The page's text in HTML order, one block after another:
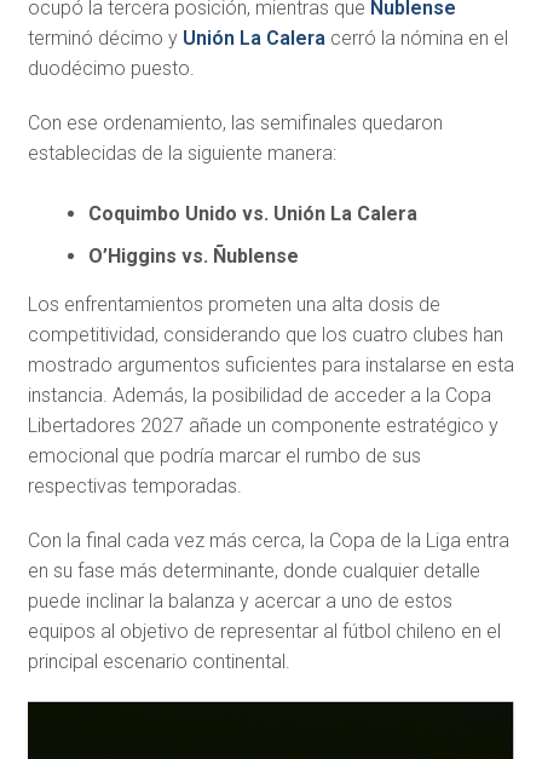
ocupó la tercera posición, mientras que Ñublense
terminó décimo y Unión La Caleracerró la nómina en el
duodécimo puesto.
Con ese ordenamiento, las semifinales quedaron
establecidas de la siguiente manera:
Coquimbo Unido vs. Unión La Calera
O’Higgins vs. Ñublense
Los enfrentamientos prometen una alta dosis de
competitividad, considerando que los cuatro clubes han
mostrado argumentos suficientes para instalarse en esta
instancia. Además, la posibilidad de acceder a la Copa
Libertadores 2027 añade un componente estratégico y
emocional que podría marcar el rumbo de sus
respectivas temporadas.
Con la final cada vez más cerca, la Copa de la Liga entra
en su fase más determinante, donde cualquier detalle
puede inclinar la balanza y acercar a uno de estos
equipos al objetivo de representar al fútbol chileno en el
principal escenario continental.